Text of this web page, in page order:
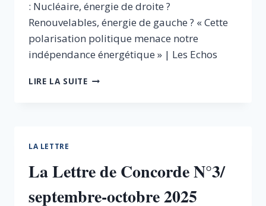
: Nucléaire, énergie de droite ?
Renouvelables, énergie de gauche ? « Cette
polarisation politique menace notre
indépendance énergétique » | Les Echos
LIRE LA SUITEJACQUES
ÉNERGIE
DE
?
LA LETTRE
La Lettre de Concorde N°3/
septembre-octobre 2025